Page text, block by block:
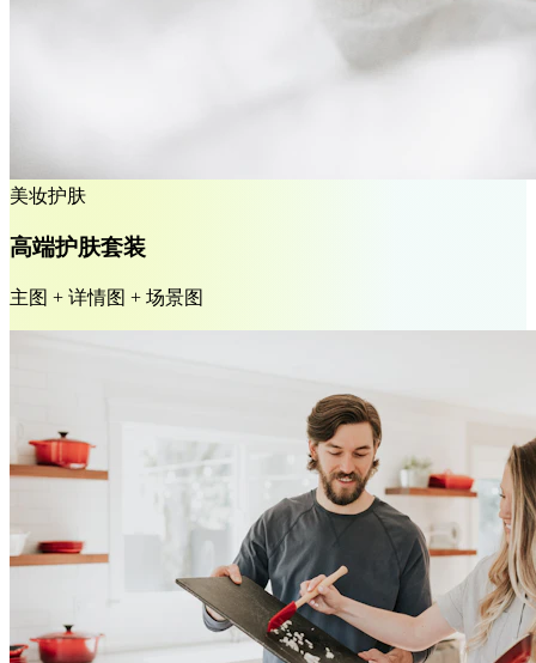
美妆护肤
高端护肤套装
主图 + 详情图 + 场景图